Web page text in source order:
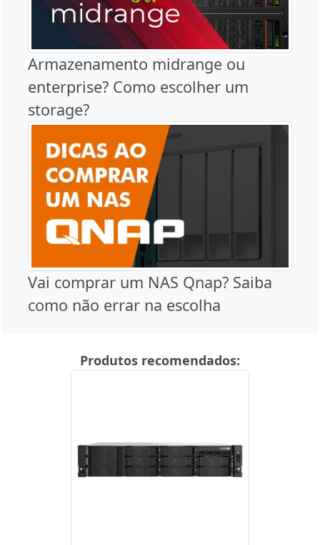
Armazenamento midrange ou
enterprise? Como escolher um
storage?
Vai comprar um NAS Qnap? Saiba
como não errar na escolha
Produtos recomendados: